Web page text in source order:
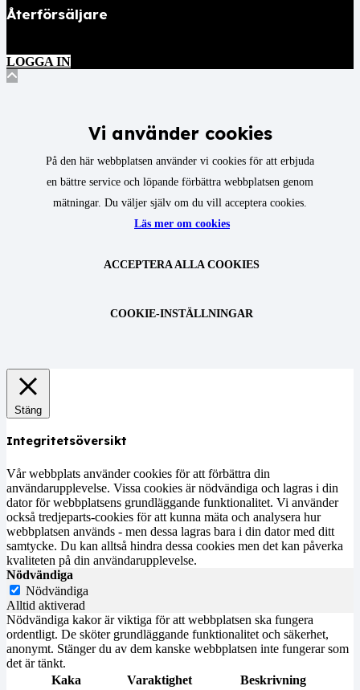
Återförsäljare
LOGGA IN
Vi använder cookies
På den här webbplatsen använder vi cookies för att erbjuda
en bättre service och löpande förbättra webbplatsen genom
mätningar. Du väljer själv om du vill acceptera cookies.
Läs mer om cookies
ACCEPTERA ALLA COOKIES
COOKIE-INSTÄLLNINGAR
Stäng
Integritetsöversikt
Vår webbplats använder cookies för att förbättra din
användarupplevelse. Vissa cookies är nödvändiga och lagras i din
dator för webbplatsens grundläggande funktionalitet. Vi använder
också tredjeparts-cookies för att kunna mäta och analysera hur
webbplatsen används - men dessa lagras bara i din dator med ditt
samtycke. Du kan alltså hindra dessa cookies men det kan påverka
kvaliteten på din användarupplevelse.
Nödvändiga
Nödvändiga
Alltid aktiverad
Nödvändiga kakor är viktiga för att webbplatsen ska fungera
ordentligt. De sköter grundläggande funktionalitet och säkerhet,
anonymt. Stänger du av dem kanske webbplatsen inte fungerar som
det är tänkt.
Kaka
Varaktighet Beskrivning